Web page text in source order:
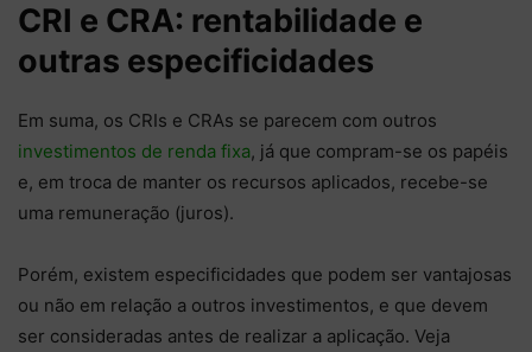
CRI e CRA: rentabilidade e
outras especificidades
Em suma, os CRIs e CRAs se parecem com outros
investimentos de renda fixa, já que compram-se os papéis
e, em troca de manter os recursos aplicados, recebe-se
uma remuneração (juros).
Porém, existem especificidades que podem ser vantajosas
ou não em relação a outros investimentos, e que devem
ser consideradas antes de realizar a aplicação. Veja